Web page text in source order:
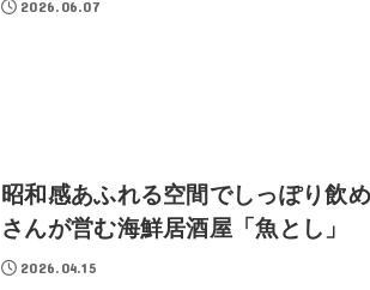
2026.06.07
昭和感あふれる空間でしっぽり飲
さんが営む海鮮居酒屋「魚とし」
2026.04.15